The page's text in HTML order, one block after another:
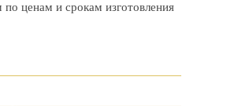
ценам и срокам изготовления